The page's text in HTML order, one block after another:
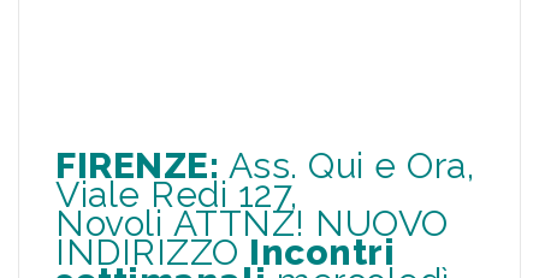
FIRENZE: Ass. Qui e Ora,
Viale Redi 127,
Novoli ATTNZ! NUOVO
INDIRIZZO Incontri